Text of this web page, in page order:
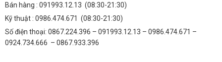
Bán hàng : 091993.12.13 (08:30-21:30)
Kỹ thuật : 0986.474.671 (08:30-21:30)
Số điện thoại: 0867.224.396 – 091993.12.13 – 0986.474.671 –
0924.734.666 – 0867.933.396